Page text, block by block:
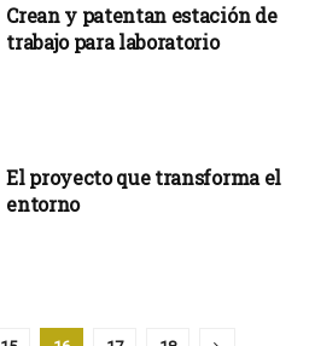
Crean y patentan estación de
trabajo para laboratorio
El proyecto que transforma el
entorno